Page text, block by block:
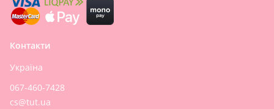
Контакти
Україна
067-460-7428
cs@tut.ua